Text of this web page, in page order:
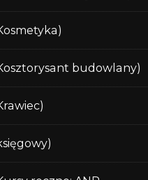
budowlany)